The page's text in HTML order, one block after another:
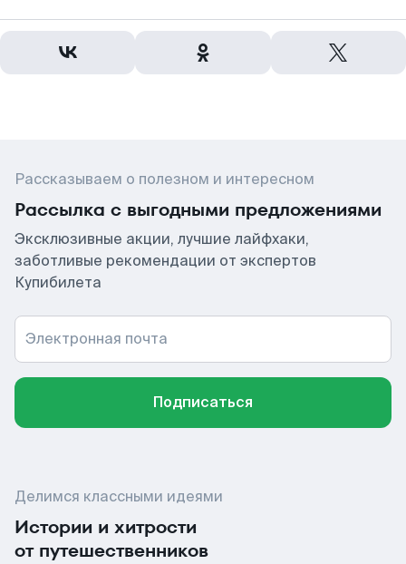
Рассказываем о полезном и интересном
Рассылка с выгодными предложениями
Эксклюзивные акции, лучшие лайфхаки,
заботливые рекомендации от экспертов
Купибилета
Электронная почта
Подписаться
Делимся классными идеями
Истории и хитрости
от путешественников